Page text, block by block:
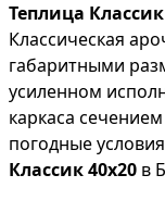
Теплица Классик
Классическая
габаритными
усиленном
каркаса
погодные
Классик 40х20 в